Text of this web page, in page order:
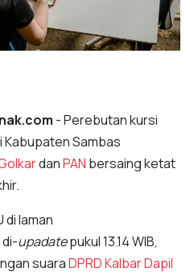
- Perebutan kursi
Kabupaten Sambas
danPAN bersaing ketat
di laman
upadatepukul 13.14 WIB,
suaraDPRD Kalbar Dapil